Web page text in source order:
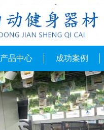
产品中心 成功案例